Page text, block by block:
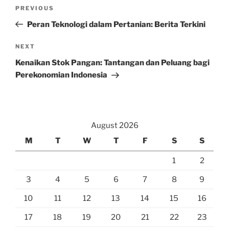
Previous
Post
PREVIOUS
Peran Teknologi dalam Pertanian: Berita Terkini
Next
Post
NEXT
Kenaikan Stok Pangan: Tantangan dan Peluang bagi
Perekonomian Indonesia
August 2026
M
T W T F S S
1 2
3 4 5 6 7 8 9
10 11 12 13 14 15 16
17 18 19 20 21 22 23